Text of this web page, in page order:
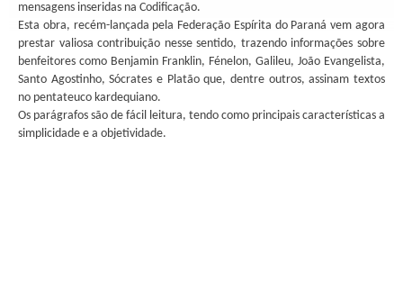
mensagens inseridas na Codificação.
Esta obra, recém-lançada pela Federação Espírita do Paraná vem agora
prestar valiosa contribuição nesse sentido, trazendo informações sobre
benfeitores como Benjamin Franklin, Fénelon, Galileu, João Evangelista,
Santo Agostinho, Sócrates e Platão que, dentre outros, assinam textos
no pentateuco kardequiano.
Os parágrafos são de fácil leitura, tendo como principais características a
simplicidade e a objetividade.